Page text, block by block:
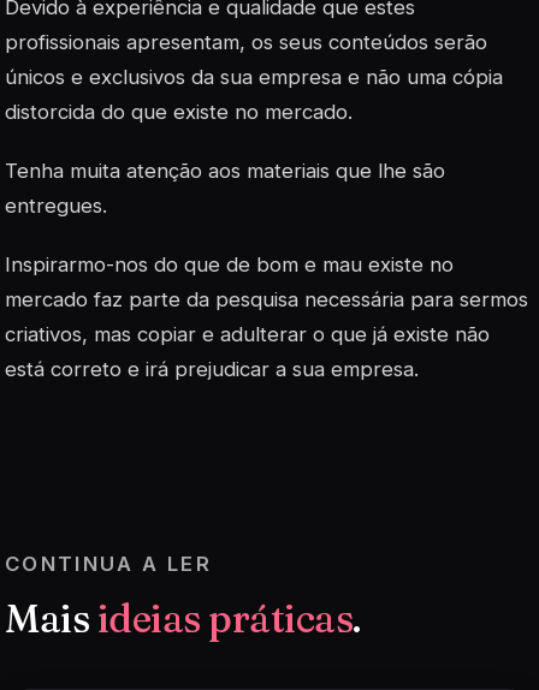
Devido à experiência e qualidade que estes
profissionais apresentam, os seus conteúdos serão
únicos e exclusivos da sua empresa e não uma cópia
distorcida do que existe no mercado.
Tenha muita atenção aos materiais que lhe são
entregues.
Inspirarmo-nos do que de bom e mau existe no
mercado faz parte da pesquisa necessária para sermos
criativos, mas copiar e adulterar o que já existe não
está correto e irá prejudicar a sua empresa.
CONTINUA A LER
Mais ideias práticas.